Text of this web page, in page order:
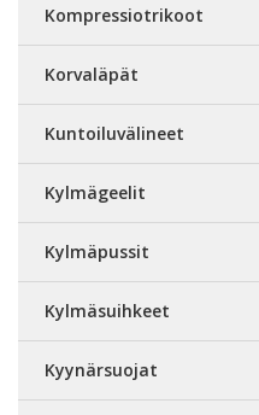
Kompressiotrikoot
Korvaläpät
Kuntoiluvälineet
Kylmägeelit
Kylmäpussit
Kylmäsuihkeet
Kyynärsuojat